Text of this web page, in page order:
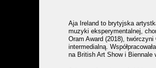
Aja Ireland to brytyjska
muzyki eksperymentalnej,
Oram Award (2018),
intermedialną.
na British Art Show i Biennale